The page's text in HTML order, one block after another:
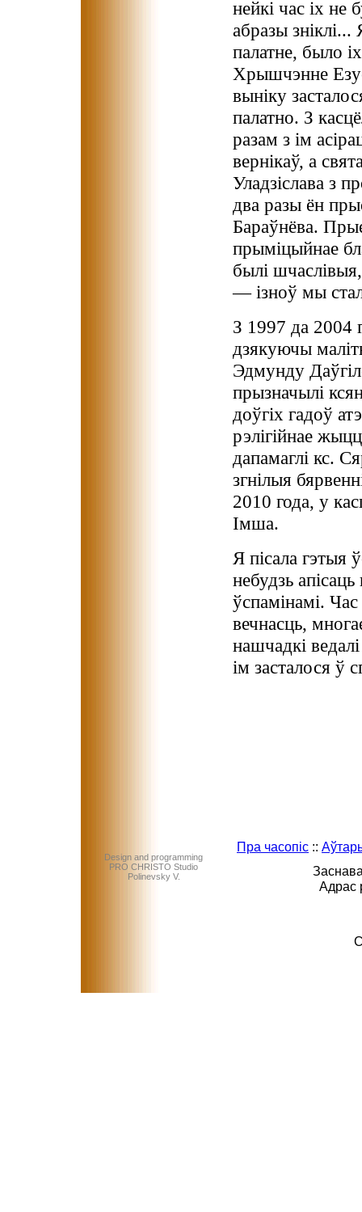
нейкі час іх не
абразы
палатне, было
Хрышчэнне
выніку
палатно. З
разам з ім
вернікаў, а
Уладзіслава з
два разы ён
Бараўнёва.
прыміцыйнае
былі
— ізноў мы
З 1997 да 2004
дзякуючы
Эдмунду
прызначылі
доўгіх гадоў
рэлігійнае
дапамаглі кс.
згнілыя
2010 года, у
Імша.
Я пісала гэтыя
небудзь
ўспамінамі.
вечнасць,
нашчадкі
ім засталося ў
Design and programming
PRO CHRISTO Studio
Polinevsky V.
Пра часопіс ::
Адрас